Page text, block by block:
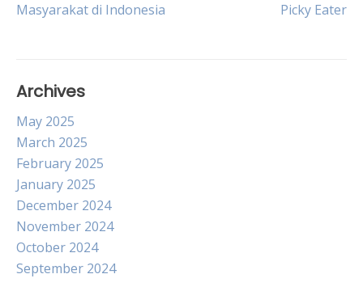
navigation
Masyarakat di Indonesia
Picky Eater
Archives
May 2025
March 2025
February 2025
January 2025
December 2024
November 2024
October 2024
September 2024